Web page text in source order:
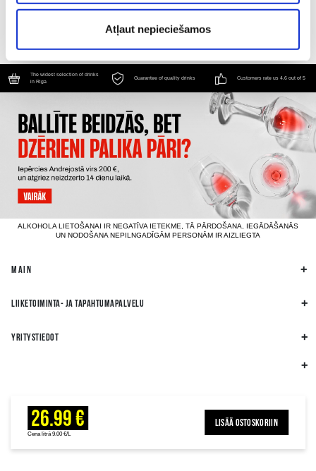
Atļaut nepieciešamos
26.99 €
Cena litrā 9.00 €/L
LISÄÄ OSTOSKORIIN
LISÄÄ OSTOSKORIIN LISÄÄ OSTOSKORIIN
The widest selection of drinks
in Riga
Guarantee of quality drinks Customers rate us 4.6 out of 5
ALKOHOLA LIETOŠANAI IR NEGATĪVA IETEKME, TĀ PĀRDOŠANA, IEGĀDĀŠANĀS
UN NODOŠANA NEPILNGADĪGĀM PERSONĀM IR AIZLIEGTA
MAIN
LIIKETOIMINTA- JA TAPAHTUMAPALVELU
YRITYSTIEDOT